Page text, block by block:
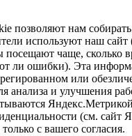
позволяют нам
используют наш сайт
посещают чаще, сколько
ли ошибки). Эта
или
анализа и улучшения
Яндекс.Метрикой
(см. сайт
с вашего согласия.